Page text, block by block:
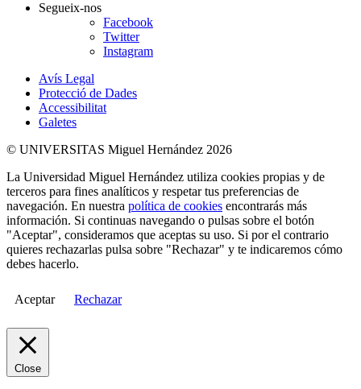
Segueix-nos
Facebook
Twitter
Instagram
Avís Legal
Protecció de Dades
Accessibilitat
Galetes
© UNIVERSITAS Miguel Hernández 2026
La Universidad Miguel Hernández utiliza cookies propias y de
terceros para fines analíticos y respetar tus preferencias de
navegación. En nuestra política de cookies encontrarás más
información. Si continuas navegando o pulsas sobre el botón
"Aceptar", consideramos que aceptas su uso. Si por el contrario
quieres rechazarlas pulsa sobre "Rechazar" y te indicaremos cómo
debes hacerlo.
Aceptar Rechazar
Close